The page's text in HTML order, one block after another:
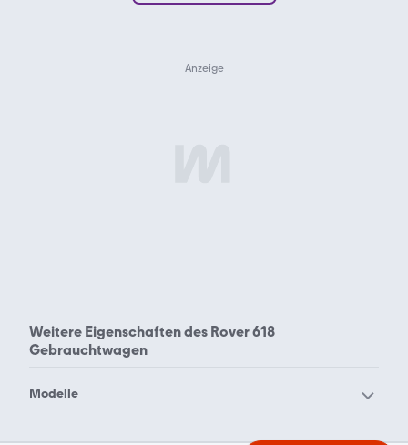
Weitere Eigenschaften des Rover 618
Gebrauchtwagen
Modelle